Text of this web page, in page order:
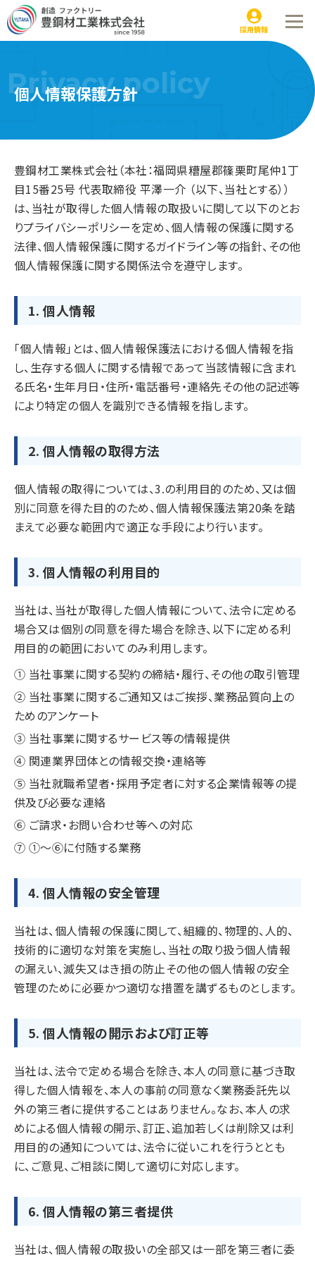
採用情報
個人情報保護方針
Privacy policy
個人情報保護方針
豊鋼材工業株式会社（本社：福岡県糟屋郡篠栗町尾仲1丁
目15番25号 代表取締役 平澤一介 （以下、当社とする））
は、当社が取得した個人情報の取扱いに関して以下のとお
りプライバシーポリシーを定め、個人情報の保護に関する
法律、個人情報保護に関するガイドライン等の指針、その他
個人情報保護に関する関係法令を遵守します。
1. 個人情報
「個人情報」とは、個人情報保護法における個人情報を指
し、生存する個人に関する情報であって当該情報に含まれ
る氏名・生年月日・住所・電話番号・連絡先その他の記述等
により特定の個人を識別できる情報を指します。
2. 個人情報の取得方法
個人情報の取得については、3.の利用目的のため、又は個
別に同意を得た目的のため、個人情報保護法第20条を踏
まえて必要な範囲内で適正な手段により行います。
3. 個人情報の利用目的
当社は、当社が取得した個人情報について、法令に定める
場合又は個別の同意を得た場合を除き、以下に定める利
用目的の範囲においてのみ利用します。
① 当社事業に関する契約の締結・履行、その他の取引管理
② 当社事業に関するご通知又はご挨拶、業務品質向上の
ためのアンケート
③ 当社事業に関するサービス等の情報提供
④ 関連業界団体との情報交換・連絡等
⑤ 当社就職希望者・採用予定者に対する企業情報等の提
供及び必要な連絡
⑥ ご請求・お問い合わせ等への対応
⑦ ①～⑥に付随する業務
4. 個人情報の安全管理
当社は、個人情報の保護に関して、組織的、物理的、人的、
技術的に適切な対策を実施し、当社の取り扱う個人情報
の漏えい、滅失又はき損の防止その他の個人情報の安全
管理のために必要かつ適切な措置を講ずるものとします。
5. 個人情報の開示および訂正等
当社は、法令で定める場合を除き、本人の同意に基づき取
得した個人情報を、本人の事前の同意なく業務委託先以
外の第三者に提供することはありません。なお、本人の求
めによる個人情報の開示、訂正、追加若しくは削除又は利
用目的の通知については、法令に従いこれを行うととも
に、ご意見、ご相談に関して適切に対応します。
6. 個人情報の第三者提供
当社は、個人情報の取扱いの全部又は一部を第三者に委